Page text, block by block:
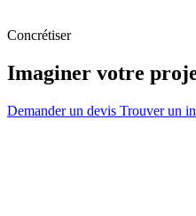
Concrétiser
Imaginer votre
Demander un devis Trouver un